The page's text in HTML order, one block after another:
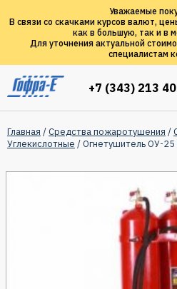
Уважаемые
В связи со скачками курсов валют,
как в большую, так и в
Для уточнения актуальной
специалистам
+7 (343) 213
Главная /Средства пожаротушения /
Углекислотные / Огнетушитель ОУ-25